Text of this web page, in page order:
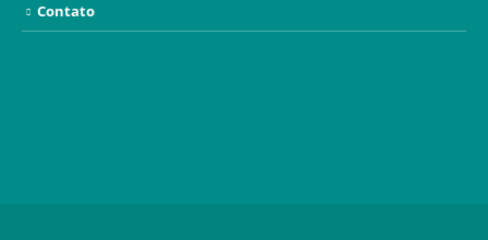
Contato